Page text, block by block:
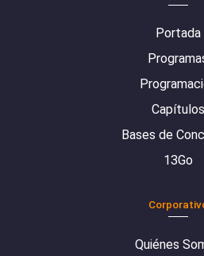
Portada
Capítulos
Bases de
13Go
Quiénes